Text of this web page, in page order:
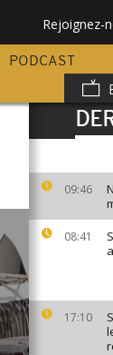
Rejoignez-
PODCAST
09:46
08:41
17:10